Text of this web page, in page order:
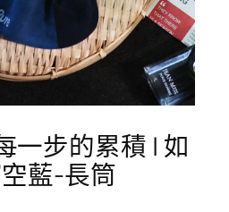
一步的累積 | 如
藍-長筒